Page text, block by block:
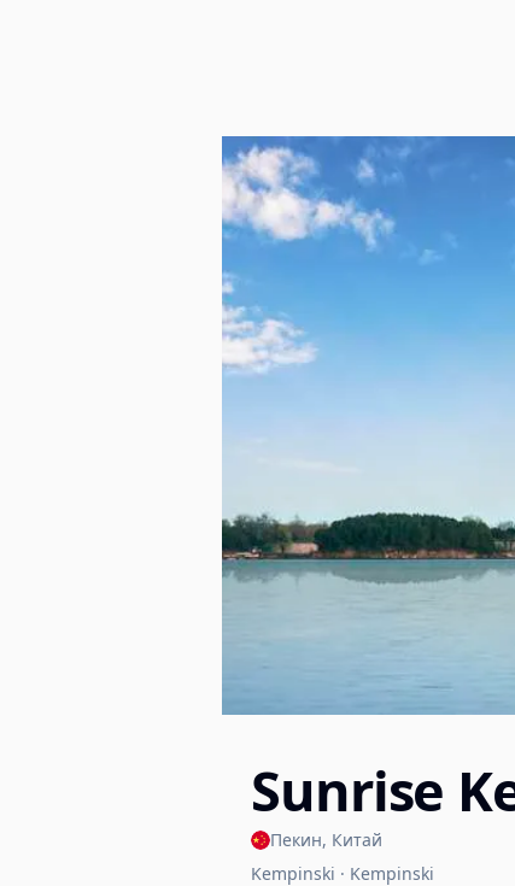
Sunrise
Пекин, Китай
Kempinski · Kempinski